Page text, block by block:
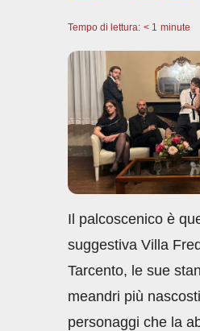
c
e
b
o
o
k
at
s
A
p
p
Tempo di lettura: < 1 minute
Il palcoscenico è
suggestiva Villa
Tarcento, le sue
meandri più
personaggi che la